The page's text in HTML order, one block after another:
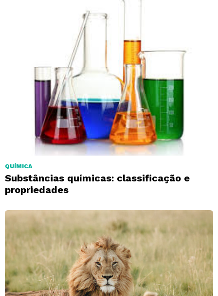
QUÍMICA
Substâncias químicas: classificação e
propriedades